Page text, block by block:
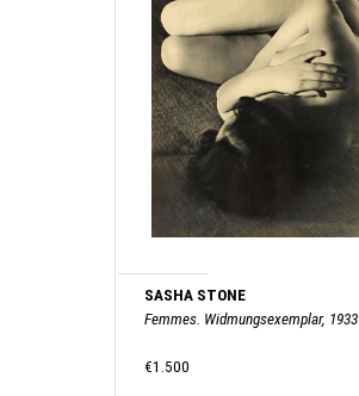
SASHA STONE
Femmes. Widmungsexemplar, 1933
€1.500